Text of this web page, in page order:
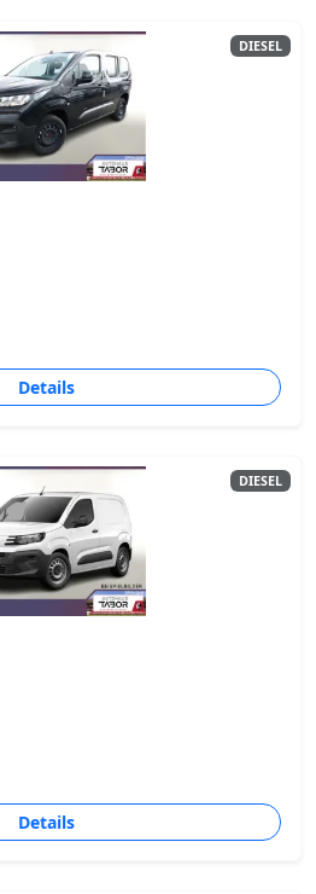
DIESEL
Details
DIESEL
Details